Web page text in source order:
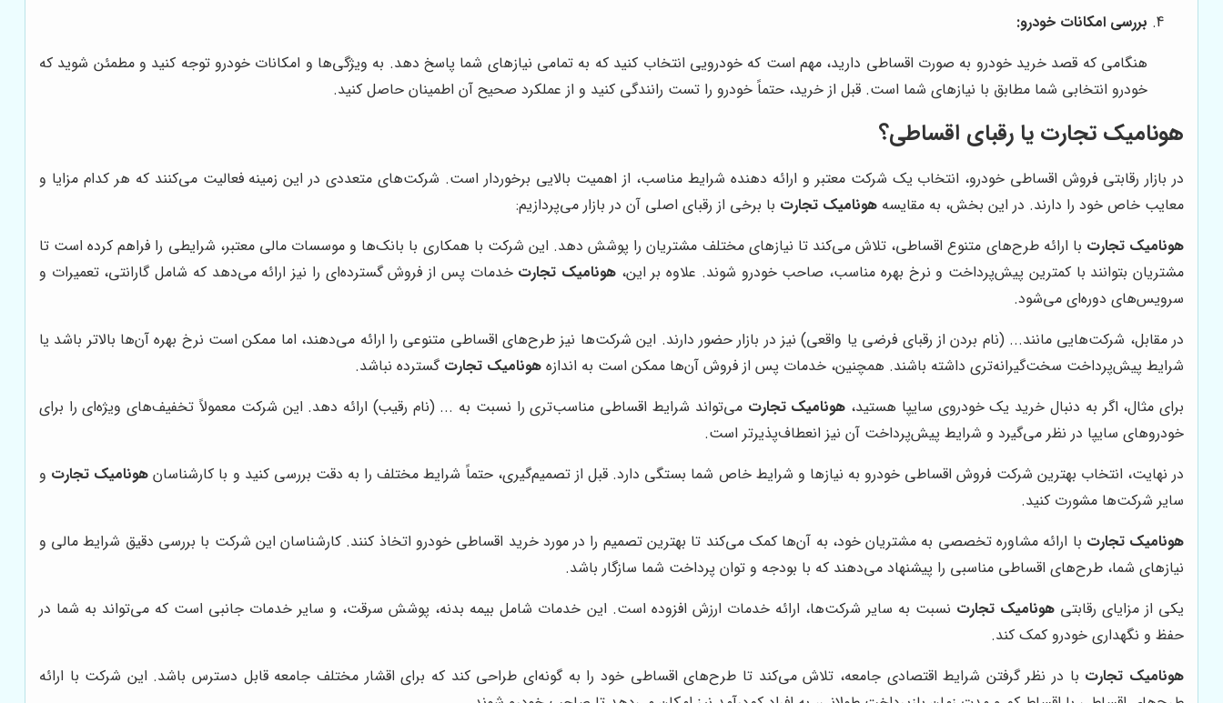
بررسی امکانات خودرو:
هنگامی که قصد خرید خودرو به صورت اقساطی دارید، مهم است که خودرویی انتخاب کنید که به تمامی نیازهای شما پاسخ دهد. به ویژگی‌ها و امکانات خودرو توجه کنید و مطمئن شوید که
خودرو انتخابی شما مطابق با نیازهای شما است. قبل از خرید، حتماً خودرو را تست رانندگی کنید و از عملکرد صحیح آن اطمینان حاصل کنید.
هونامیک تجارت یا رقبای اقساطی؟
در بازار رقابتی فروش اقساطی خودرو، انتخاب یک شرکت معتبر و ارائه دهنده شرایط مناسب، از اهمیت بالایی برخوردار است. شرکت‌های متعددی در این زمینه فعالیت می‌کنند که هر کدام مزایا و
معایب خاص خود را دارند. در این بخش، به مقایسه هونامیک تجارت با برخی از رقبای اصلی آن در بازار می‌پردازیم:
هونامیک تجارت با ارائه طرح‌های متنوع اقساطی، تلاش می‌کند تا نیازهای مختلف مشتریان را پوشش دهد. این شرکت با همکاری با بانک‌ها و موسسات مالی معتبر، شرایطی را فراهم کرده است تا
مشتریان بتوانند با کمترین پیش‌پرداخت و نرخ بهره مناسب، صاحب خودرو شوند. علاوه بر این، هونامیک تجارت خدمات پس از فروش گسترده‌ای را نیز ارائه می‌دهد که شامل گارانتی، تعمیرات و
سرویس‌های دوره‌ای می‌شود.
در مقابل، شرکت‌هایی مانند... (نام بردن از رقبای فرضی یا واقعی) نیز در بازار حضور دارند. این شرکت‌ها نیز طرح‌های اقساطی متنوعی را ارائه می‌دهند، اما ممکن است نرخ بهره آن‌ها بالاتر باشد یا
شرایط پیش‌پرداخت سخت‌گیرانه‌تری داشته باشند. همچنین، خدمات پس از فروش آن‌ها ممکن است به اندازه هونامیک تجارت گسترده نباشد.
برای مثال، اگر به دنبال خرید یک خودروی سایپا هستید، هونامیک تجارت می‌تواند شرایط اقساطی مناسب‌تری را نسبت به ... (نام رقیب) ارائه دهد. این شرکت معمولاً تخفیف‌های ویژه‌ای را برای
خودروهای سایپا در نظر می‌گیرد و شرایط پیش‌پرداخت آن نیز انعطاف‌پذیرتر است.
در نهایت، انتخاب بهترین شرکت فروش اقساطی خودرو به نیازها و شرایط خاص شما بستگی دارد. قبل از تصمیم‌گیری، حتماً شرایط مختلف را به دقت بررسی کنید و با کارشناسان هونامیک تجارت و
سایر شرکت‌ها مشورت کنید.
هونامیک تجارت با ارائه مشاوره تخصصی به مشتریان خود، به آن‌ها کمک می‌کند تا بهترین تصمیم را در مورد خرید اقساطی خودرو اتخاذ کنند. کارشناسان این شرکت با بررسی دقیق شرایط مالی و
نیازهای شما، طرح‌های اقساطی مناسبی را پیشنهاد می‌دهند که با بودجه و توان پرداخت شما سازگار باشد.
یکی از مزایای رقابتیهونامیک تجارت نسبت به سایر شرکت‌ها، ارائه خدمات ارزش افزوده است. این خدمات شامل بیمه بدنه، پوشش سرقت، و سایر خدمات جانبی است که می‌تواند به شما در
حفظ و نگهداری خودرو کمک کند.
هونامیک تجارت با در نظر گرفتن شرایط اقتصادی جامعه، تلاش می‌کند تا طرح‌های اقساطی خود را به گونه‌ای طراحی کند که برای اقشار مختلف جامعه قابل دسترس باشد. این شرکت با ارائه